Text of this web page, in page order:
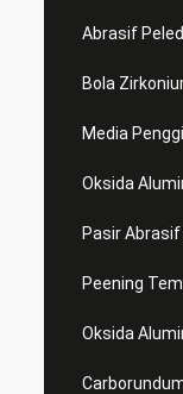
Abrasif
Bola
Media
Oksida
Pasir
Peening
Oksida